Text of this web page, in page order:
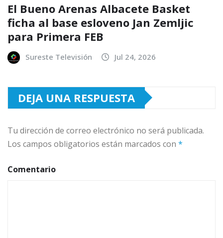
El Bueno Arenas Albacete Basket
ficha al base esloveno Jan Zemljic
para Primera FEB
Sureste Televisión Jul 24, 2026
DEJA UNA RESPUESTA
Tu dirección de correo electrónico no será publicada.
Los campos obligatorios están marcados con *
Comentario